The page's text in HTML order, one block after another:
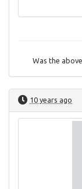
Was the
10 years ago